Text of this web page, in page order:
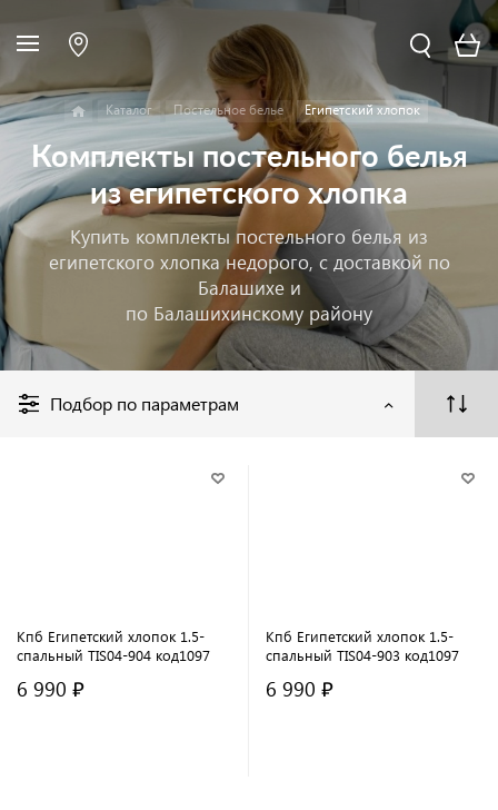
Каталог Постельное белье Египетский хлопок
Комплекты постельного белья
из египетского хлопка
Купить комплекты постельного белья из
египетского хлопка недорого, с доставкой по
Балашихе и
по Балашихинскому району
Подбор по параметрам
Кпб Египетский хлопок 1.5-
спальный TIS04-904 код1097
6 990 ₽
Кпб Египетский хлопок 1.5-
спальный TIS04-903 код1097
6 990 ₽